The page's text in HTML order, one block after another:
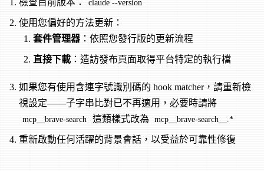
檢查目前版本： claude --version
使用您偏好的方法更新：
套件管理器 ：依照您發行版的更新流程
直接下載 ：造訪發布頁面取得平台特定的執行檔
如果您有使用含連字號識別碼的 hook matcher，請重新檢
視設定——子字串比對已不再適用，必要時請將
mcp__brave-search 這類樣式改為 mcp__brave-search__.*
重新啟動任何活躍的背景會話，以受益於可靠性修復